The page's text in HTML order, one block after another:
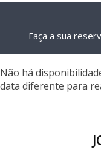
Faça a sua
Não há
data diferente para